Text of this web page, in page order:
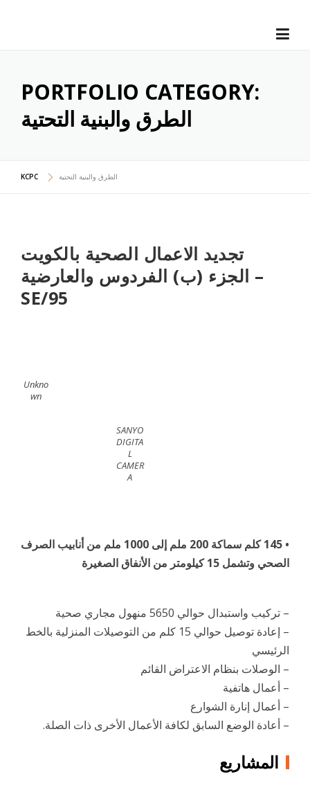
PORTFOLIO CATEGORY:
الطرق والبنية التحتية
KCPC الطرق والبنية التحتية
تجديد الاعمال الصحية بالكويت
الجزء (ب) الفردوس والعارضية –
SE/95
Unkno
wn
SANYO
DIGITA
L
CAMER
A
• 145 كلم سماكة 200 ملم إلى 1000 ملم من أنابيب الصرف
الصحي وتشمل 15 كيلومتر من الأنفاق الصغيرة
– تركيب واستبدال حوالي 5650 منهول مجاري صحية
– إعادة توصيل حوالي 15 كلم من التوصيلات المنزلية بالخط
الرئيسي
– الوصلات بنظام الاعتراض القائم
– أعمال هاتفية
– أعمال إنارة الشوارع
– أعادة الوضع السابق لكافة الأعمال الأخرى ذات الصلة.
المشاريع